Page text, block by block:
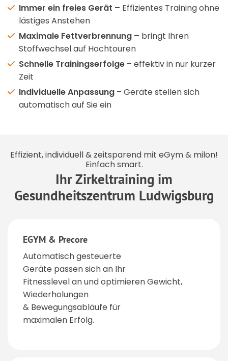
Immer ein freies Gerät – Effizientes Training ohne
lästiges Anstehen
Maximale Fettverbrennung – bringt Ihren
Stoffwechsel auf Hochtouren
Schnelle Trainingserfolge – effektiv in nur kurzer
Zeit
Individuelle Anpassung – Geräte stellen sich
automatisch auf Sie ein
Ihr Zirkeltraining im
Gesundheitszentrum Ludwigsburg
Effizient, individuell & zeitsparend mit eGym & milon!
Einfach smart.
EGYM & Precore
Automatisch gesteuerte
Geräte passen sich an Ihr
Fitnesslevel an und optimieren Gewicht,
Wiederholungen
& Bewegungsabläufe für
maximalen Erfolg.